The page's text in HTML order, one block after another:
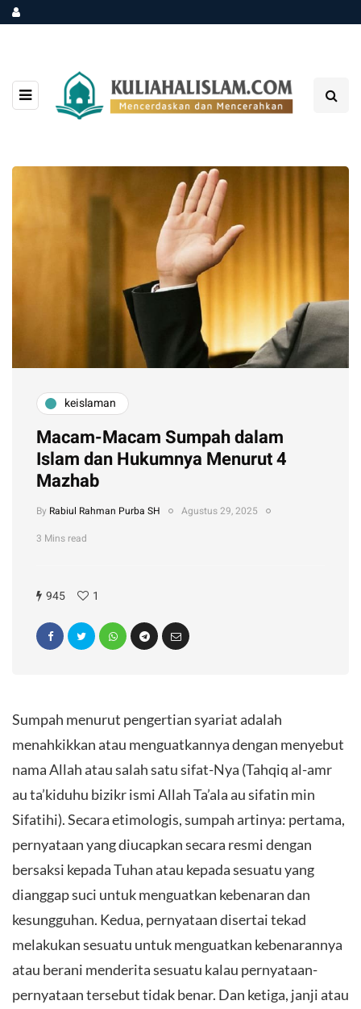
keislaman
Macam-Macam Sumpah dalam
Islam dan Hukumnya Menurut 4
Mazhab
By Rabiul Rahman Purba SH
Agustus 29, 2025
3 Mins read
945 1
Sumpah menurut pengertian syariat adalah
menahkikkan atau menguatkannya dengan menyebut
nama Allah atau salah satu sifat-Nya (Tahqiq al-amr
au ta’kiduhu bizikr ismi Allah Ta’ala au sifatin min
Sifatihi). Secara etimologis, sumpah artinya: pertama,
pernyataan yang diucapkan secara resmi dengan
bersaksi kepada Tuhan atau kepada sesuatu yang
dianggap suci untuk menguatkan kebenaran dan
kesungguhan. Kedua, pernyataan disertai tekad
melakukan sesuatu untuk menguatkan kebenarannya
atau berani menderita sesuatu kalau pernyataan-
pernyataan tersebut tidak benar. Dan ketiga, janji atau